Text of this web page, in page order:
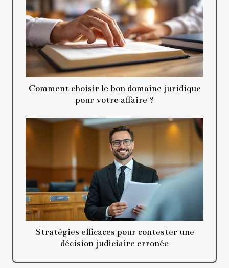
Comment choisir le bon domaine juridique
pour votre affaire ?
Stratégies efficaces pour contester une
décision judiciaire erronée